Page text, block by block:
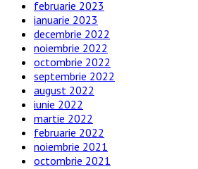
februarie 2023
ianuarie 2023
decembrie 2022
noiembrie 2022
octombrie 2022
septembrie 2022
august 2022
iunie 2022
martie 2022
februarie 2022
noiembrie 2021
octombrie 2021